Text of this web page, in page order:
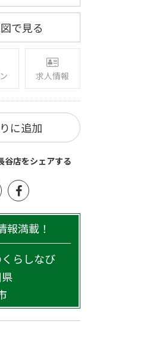
で見る
求人情報
に追加
谷店をシェアする
報満載！
らしなび